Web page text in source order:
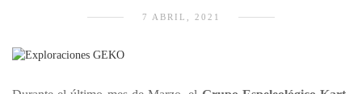
7 ABRIL, 2021